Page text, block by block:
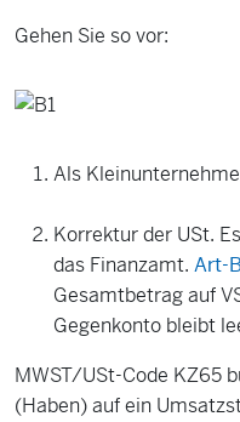
Gehen Sie so vor:
Als
Korrektur der USt.
das Finanzamt. Art-
Gesamtbetrag auf
Gegenkonto bleibt
MWST/USt-Code KZ65
(Haben) auf ein